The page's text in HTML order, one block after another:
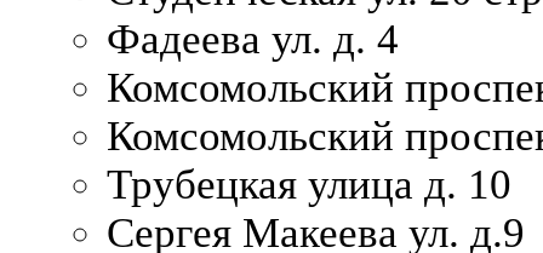
Фадеева ул. д. 4
Комсомольский
Комсомольский
Трубецкая улица д. 10
Сергея Макеева ул. д.9